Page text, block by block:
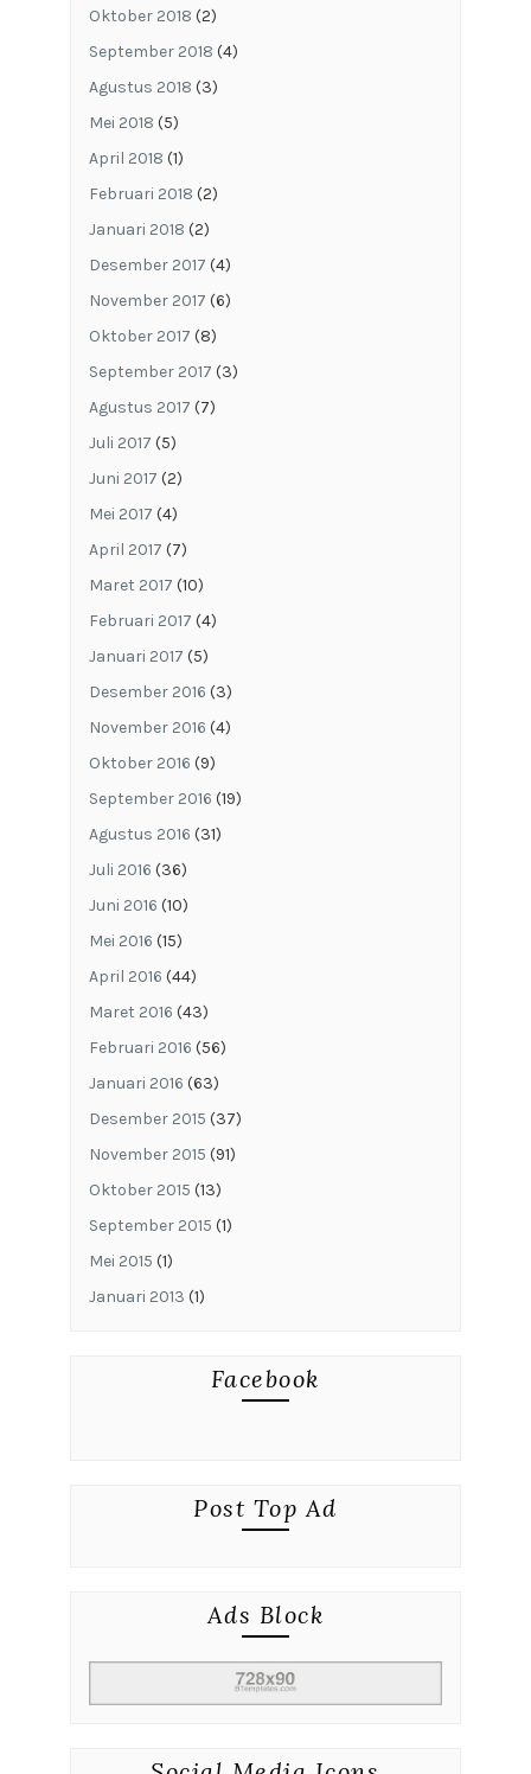
Oktober 2018 (2)
September 2018 (4)
Agustus 2018 (3)
Mei 2018 (5)
April 2018 (1)
Februari 2018 (2)
Januari 2018 (2)
Desember 2017 (4)
November 2017 (6)
Oktober 2017 (8)
September 2017 (3)
Agustus 2017 (7)
Juli 2017 (5)
Juni 2017 (2)
Mei 2017 (4)
April 2017 (7)
Maret 2017 (10)
Februari 2017 (4)
Januari 2017 (5)
Desember 2016 (3)
November 2016 (4)
Oktober 2016 (9)
September 2016 (19)
Agustus 2016 (31)
Juli 2016 (36)
Juni 2016 (10)
Mei 2016 (15)
April 2016 (44)
Maret 2016 (43)
Februari 2016 (56)
Januari 2016 (63)
Desember 2015 (37)
November 2015 (91)
Oktober 2015 (13)
September 2015 (1)
Mei 2015 (1)
Januari 2013 (1)
Facebook
Post Top Ad
Ads Block